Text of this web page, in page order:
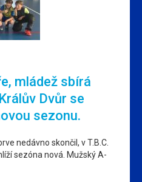
mládež sbírá
Dvůr se
sezonu.
nedávno skončil, v T.B.C.
sezóna nová. Mužský A-